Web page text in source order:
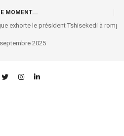
MOMENT...
le président Tshisekedi à rompre
et à mobiliser la nation
2025